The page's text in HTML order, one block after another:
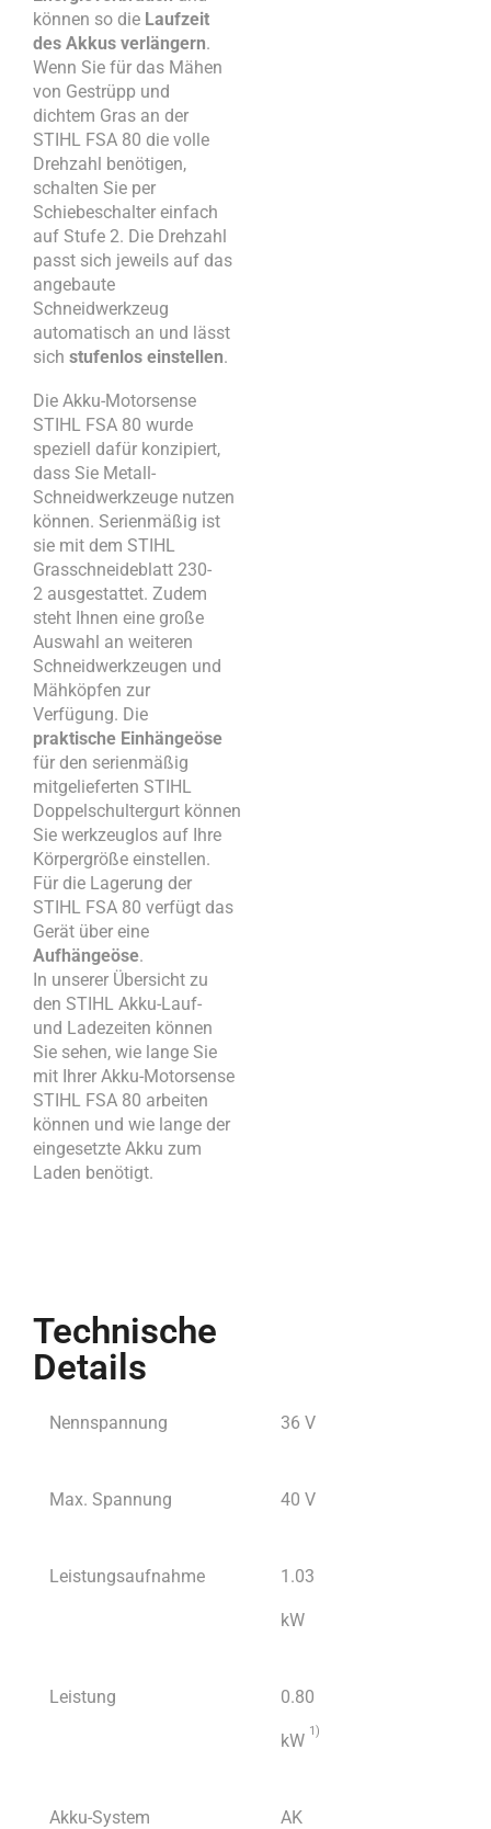
können so die Laufzeit
des Akkus verlängern.
Wenn Sie für das Mähen
von Gestrüpp und
dichtem Gras an der
STIHL FSA 80 die volle
Drehzahl benötigen,
schalten Sie per
Schiebeschalter einfach
auf Stufe 2. Die Drehzahl
passt sich jeweils auf das
angebaute
Schneidwerkzeug
automatisch an und lässt
sich stufenlos einstellen.
Die Akku-Motorsense
STIHL FSA 80 wurde
speziell dafür konzipiert,
dass Sie Metall-
Schneidwerkzeuge nutzen
können. Serienmäßig ist
sie mit dem STIHL
Grasschneideblatt 230-
2 ausgestattet. Zudem
steht Ihnen eine große
Auswahl an weiteren
Schneidwerkzeugen und
Mähköpfen zur
Verfügung. Die
praktische Einhängeöse
für den serienmäßig
mitgelieferten STIHL
Doppelschultergurt können
Sie werkzeuglos auf Ihre
Körpergröße einstellen.
Für die Lagerung der
STIHL FSA 80 verfügt das
Gerät über eine
Aufhängeöse.
In unserer Übersicht zu
den STIHL Akku-Lauf-
und Ladezeiten können
Sie sehen, wie lange Sie
mit Ihrer Akku-Motorsense
STIHL FSA 80 arbeiten
können und wie lange der
eingesetzte Akku zum
Laden benötigt.
Technische
Details
Nennspannung 36 V
Max. Spannung 40 V
Leistungsaufnahme 1.03
kW
Leistung 0.80
kW 1)
Akku-System AK